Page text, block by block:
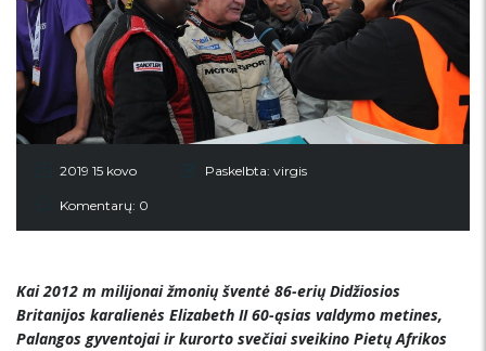
2019 15 kovo Paskelbta: virgis
Komentarų: 0
Kai 2012 m milijonai žmonių šventė 86-erių Didžiosios
Britanijos karalienės Elizabeth II 60-ąsias valdymo metines,
Palangos gyventojai ir kurorto svečiai sveikino Pietų Afrikos